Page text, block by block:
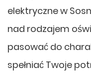
elektryczne w
nad rodzajem
pasować do
spełniać Twoje